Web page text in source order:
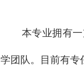
本专业拥有
学团队。目前有专